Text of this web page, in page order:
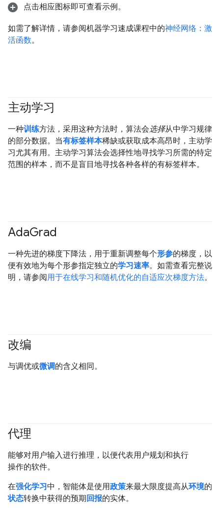
点击相应图标即可查看示例。
如需了解详情，请参阅机器学习速成课程中的神经网络：激
活函数。
主动学习
一种训练方法，采用这种方法时，算法会选择从中学习规律
的部分数据。当有标签样本稀缺或获取成本高昂时，主动学
习尤其有用。主动学习算法会选择性地寻找学习所需的特定
范围的样本，而不是盲目地寻找各种各样的有标签样本。
AdaGrad
一种先进的梯度下降法，用于重新调整每个形参的梯度，以
便有效地为每个形参指定独立的学习速率。如需查看完整说
明，请参阅用于在线学习和随机优化的自适应次梯度方法。
改编
与调优或微调的含义相同。
代理
能够对用户输入进行推理，以便代表用户规划和执行
操作的软件。
在强化学习中，智能体是使用政策来最大限度提高从环境的
状态转换中获得的预期 回报的实体。